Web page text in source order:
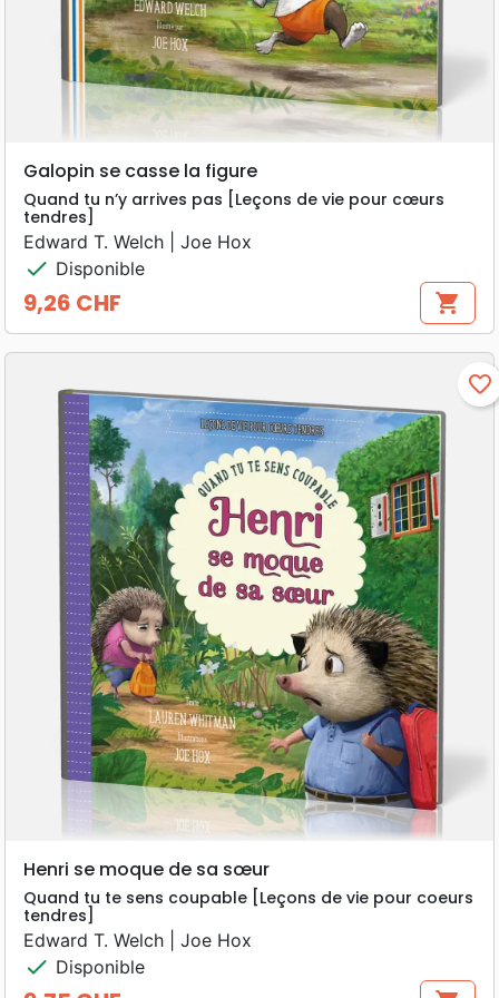
Galopin se casse la figure
Quand tu n’y arrives pas [Leçons de vie pour cœurs
tendres]
Edward T. Welch | Joe Hox
check Disponible
Prix
9,26 CHF shopping_cart
favorite_border
Henri se moque de sa sœur
Quand tu te sens coupable [Leçons de vie pour coeurs
tendres]
Edward T. Welch | Joe Hox
check Disponible